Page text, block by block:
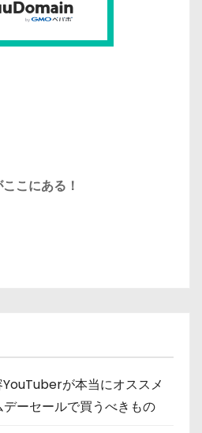
こにある！
が本当にオススメ
ーセールで買うべきもの